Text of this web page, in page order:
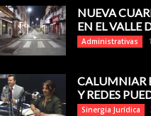
NUEVA
EN EL VALLE
Administrativas
CALUMNIAR
Y REDES
Sinergia Jurídica